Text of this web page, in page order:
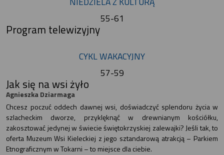
55-61
Program telewizyjny
CYKL WAKACYJNY
57-59
Jak się na wsi żyło
Agnieszka Dziarmaga
Chcesz poczuć oddech dawnej wsi, doświadczyć splendoru życia w
szlacheckim dworze, przyklęknąć w drewnianym kościółku,
zakosztować jedynej w świecie świętokrzyskiej zalewajki? Jeśli tak, to
oferta Muzeum Wsi Kieleckiej z jego sztandarową atrakcją – Parkiem
Etnograficznym w Tokarni – to miejsce dla ciebie.